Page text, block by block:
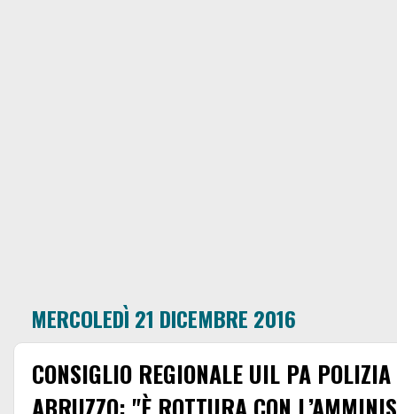
MERCOLEDÌ 21 DICEMBRE 2016
CONSIGLIO REGIONALE UIL PA
ABRUZZO: "È ROTTURA CON